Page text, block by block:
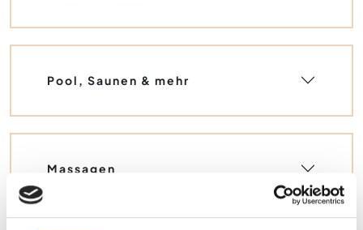
Pool, Saunen & mehr
Massagen